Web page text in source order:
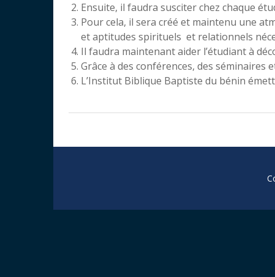
Ensuite, il faudra susciter chez chaque
Pour cela, il sera créé et maintenu une
et aptitudes spirituels et relationnels
Il faudra maintenant aider l’étudiant à
Grâce à des conférences, des séminaires
L’Institut Biblique Baptiste du bénin